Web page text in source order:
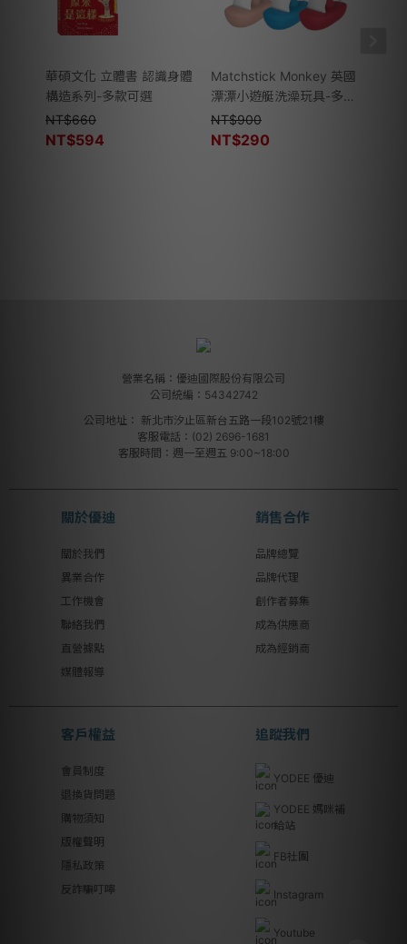
華碩文化 立體書 認識身體
構造系列-多款可選
NT$660
NT$594
Matchstick Monkey 英國
漂漂小遊艇洗澡玩具-多款
可選
NT$900
NT$290
營業名稱：優迪國際股份有限公司
公司統編：54342742
公司地址： 新北市汐止區新台五路一段102號21樓
客服電話：(02) 2696-1681
客服時間：週一至週五 9:00~18:00
關於優迪
關於我們
異業合作
工作機會
聯絡我們
直營據點
媒體報導
銷售合作
品牌總覽
品牌代理
創作者募集
成為供應商
成為經銷商
客戶權益
會員制度
退換貨問題
購物須知
版權聲明
隱私政策
反詐騙叮嚀
追蹤我們
YODEE 優迪
YODEE 媽咪補
給站
FB社團
Instagram
Youtube